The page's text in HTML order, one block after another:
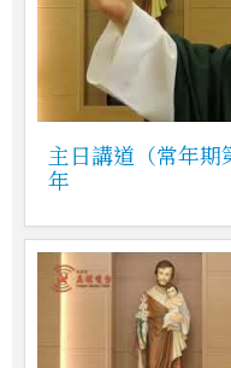
主日講道（常年期
年